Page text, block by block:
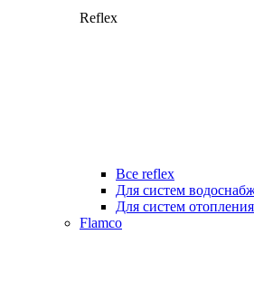
Reflex
Все reflex
Для систем
Для систем отопления
Flamco